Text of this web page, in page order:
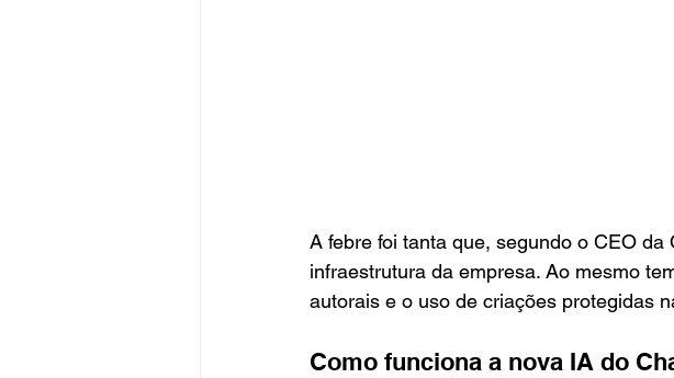
A febre foi tanta que, segundo o CEO da
infraestrutura da empresa. Ao mesmo
autorais e o uso de criações protegidas
Como funciona a nova IA do